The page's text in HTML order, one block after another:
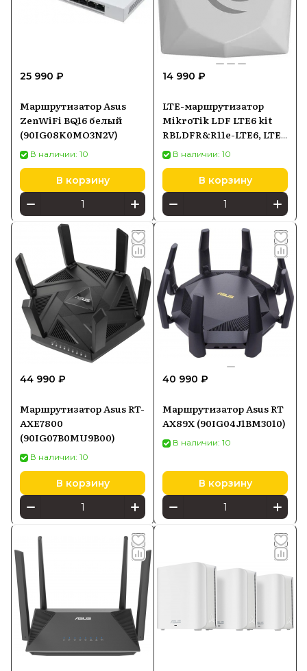
25 990 ₽
Маршрутизатор Asus
ZenWiFi BQ16 белый
(90IG08K0MO3N2V)
В наличии: 10
В корзину
14 990 ₽
LTE-маршрутизатор
MikroTik LDF LTE6 kit
RBLDFR&R11e-LTE6, LTE
Cat6, PoE-in
В наличии: 10
В корзину
44 990 ₽
Маршрутизатор Asus RT-
AXE7800
(90IG07B0MU9B00)
В наличии: 10
В корзину
40 990 ₽
Маршрутизатор Asus RT
AX89X (90IG04J1BM3010)
В наличии: 10
В корзину